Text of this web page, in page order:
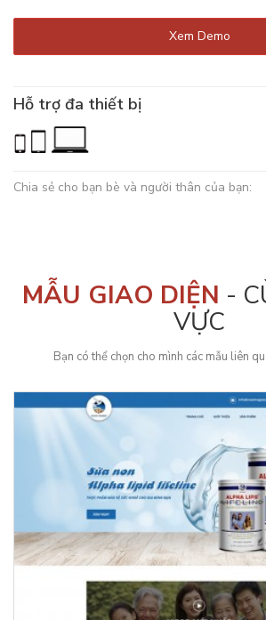
Xem Demo
Hỗ trợ đa thiết bị
Chia sẻ cho bạn bè và người thân của bạn:
MẪU GIAO DIỆN -
VỰC
Bạn có thể chọn cho mình các mẫu liên